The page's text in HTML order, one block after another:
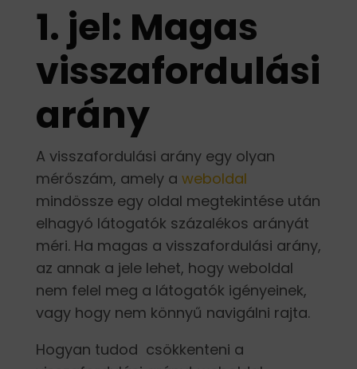
1. jel: Magas
visszafordulási
arány
A visszafordulási arány egy olyan
mérőszám, amely a weboldal
mindössze egy oldal megtekintése után
elhagyó látogatók százalékos arányát
méri. Ha magas a visszafordulási arány,
az annak a jele lehet, hogy weboldal
nem felel meg a látogatók igényeinek,
vagy hogy nem könnyű navigálni rajta.
Hogyan tudod csökkenteni a